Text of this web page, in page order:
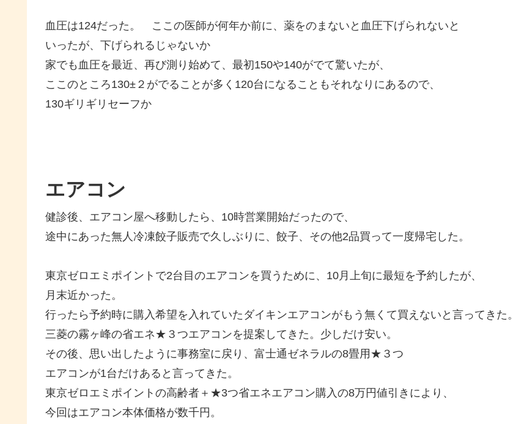
血圧は124だった。 ここの医師が何年か前に、薬をのまないと血圧下げられないと
いったが、下げられるじゃないか
家でも血圧を最近、再び測り始めて、最初150や140がでて驚いたが、
ここのところ130±２がでることが多く120台になることもそれなりにあるので、
130ギリギリセーフか
エアコン
健診後、エアコン屋へ移動したら、10時営業開始だったので、
途中にあった無人冷凍餃子販売で久しぶりに、餃子、その他2品買って一度帰宅した。
東京ゼロエミポイントで2台目のエアコンを買うために、10月上旬に最短を予約したが、
月末近かった。
行ったら予約時に購入希望を入れていたダイキンエアコンがもう無くて買えないと言ってきた。
三菱の霧ヶ峰の省エネ★３つエアコンを提案してきた。少しだけ安い。
その後、思い出したように事務室に戻り、富士通ゼネラルの8畳用★３つ
エアコンが1台だけあると言ってきた。
東京ゼロエミポイントの高齢者＋★3つ省エネエアコン購入の8万円値引きにより、
今回はエアコン本体価格が数千円。